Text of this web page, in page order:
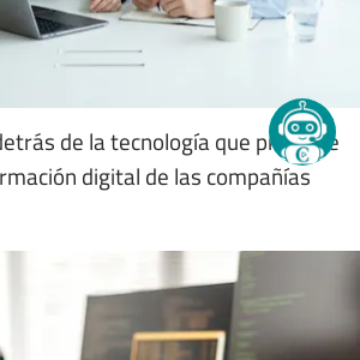
de la tecnología que promete
digital de las compañías